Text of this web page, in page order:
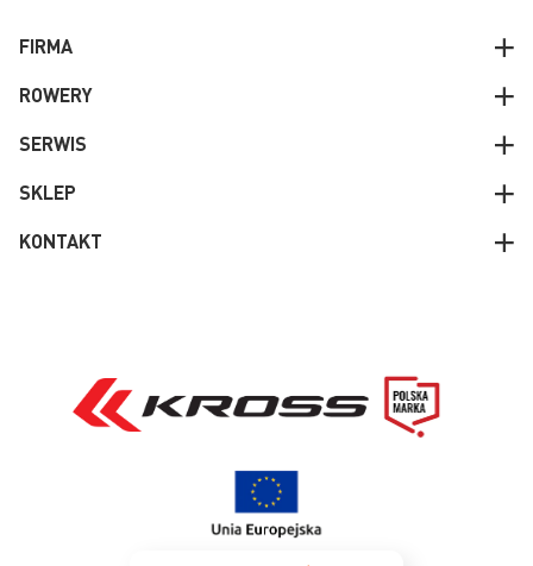
FIRMA
ROWERY
SERWIS
SKLEP
KONTAKT